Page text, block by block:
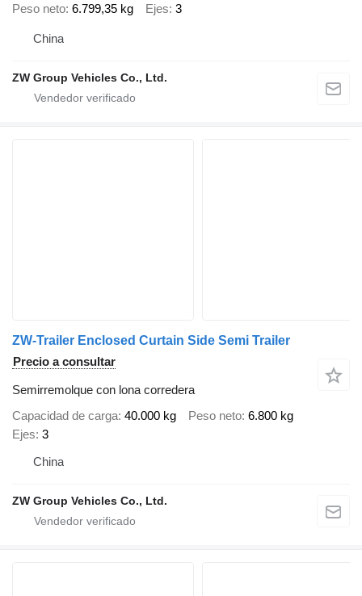
Peso neto 6.799,35 kg Ejes 3
China
ZW Group Vehicles Co., Ltd.
ZW-Trailer Enclosed Curtain Side Semi Trailer
Precio a consultar
Semirremolque con lona corredera
Capacidad de carga 40.000 kg Peso neto 6.800 kg
Ejes 3
China
ZW Group Vehicles Co., Ltd.